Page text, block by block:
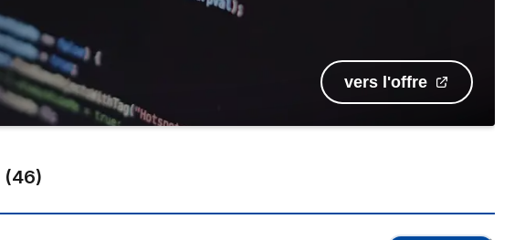
vers l'offre
(46)